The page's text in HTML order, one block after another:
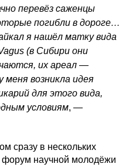
перевёз саженцы
погибли в дороге…
я нашёл матку вида
(в Сибири они
их ареал —
меня возникла идея
для этого вида,
условиям, —
сразу в нескольких
форум научной молодёжи